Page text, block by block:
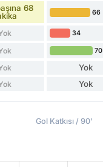
68
66
34
70
Yok
Yok
Gol Katkısı / 90'